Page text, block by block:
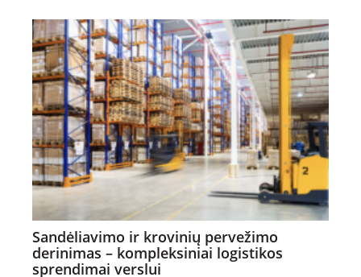
Sandėliavimo ir krovinių pervežimo
derinimas – kompleksiniai logistikos
sprendimai verslui